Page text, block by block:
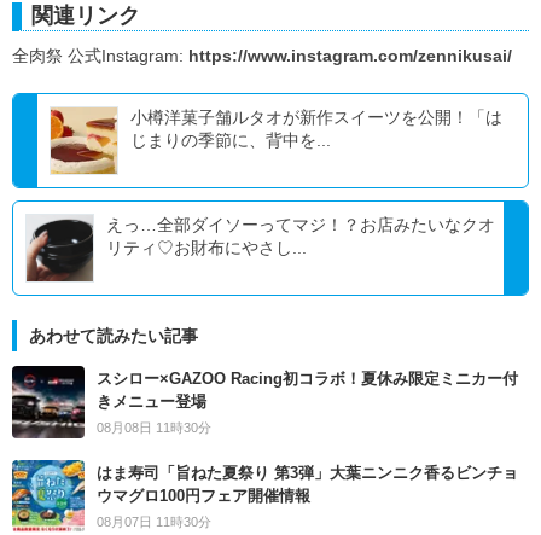
関連リンク
全肉祭 公式Instagram: https://www.instagram.com/zennikusai/
小樽洋菓子舗ルタオが新作スイーツを公開！「は
じまりの季節に、背中を...
えっ…全部ダイソーってマジ！？お店みたいなクオ
リティ♡お財布にやさし...
あわせて読みたい記事
スシロー×GAZOO Racing初コラボ！夏休み限定ミニカー付
きメニュー登場
08月08日 11時30分
はま寿司「旨ねた夏祭り 第3弾」大葉ニンニク香るビンチョ
ウマグロ100円フェア開催情報
08月07日 11時30分